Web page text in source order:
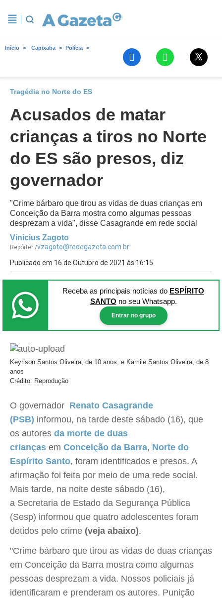
Início Capixaba Polícia
Tragédia no Norte do ES
Acusados de matar
crianças a tiros no Norte
do ES são presos, diz
governador
"Crime bárbaro que tirou as vidas de duas crianças em
Conceição da Barra mostra como algumas pessoas
desprezam a vida", disse Casagrande em rede social
Vinicius Zagoto
Repórter /vzagoto@redegazeta.com.br
Publicado em 16 de Outubro de 2021 às 16:15
Receba as principais notícias do ESPÍRITO
SANTO no seu Whatsapp.
Entrar no grupo
Keyrison Santos Oliveira, de 10 anos, e Kamile Santos Oliveira, de 8
anos
Crédito: Reprodução
O governador Renato Casagrande
(PSB) informou, na tarde deste sábado (16), que
os autores da morte de duas
crianças em Conceição da Barra, Norte do
Espírito Santo, foram identificados e presos. A
afirmação foi feita por meio de uma rede social.
Mais tarde, na noite deste sábado (16),
a Secretaria de Estado da Segurança Pública
(Sesp) informou que quatro adolescentes foram
detidos pelo crime (veja abaixo).
"Crime bárbaro que tirou as vidas de duas crianças
em Conceição da Barra mostra como algumas
pessoas desprezam a vida. Nossos policiais já
identificaram e prenderam os autores. Punição